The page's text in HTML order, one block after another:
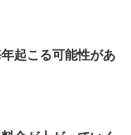
起こる可能性があ